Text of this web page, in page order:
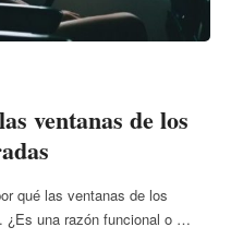
ventanas de los
qué las ventanas de los
¿Es una razón funcional o …